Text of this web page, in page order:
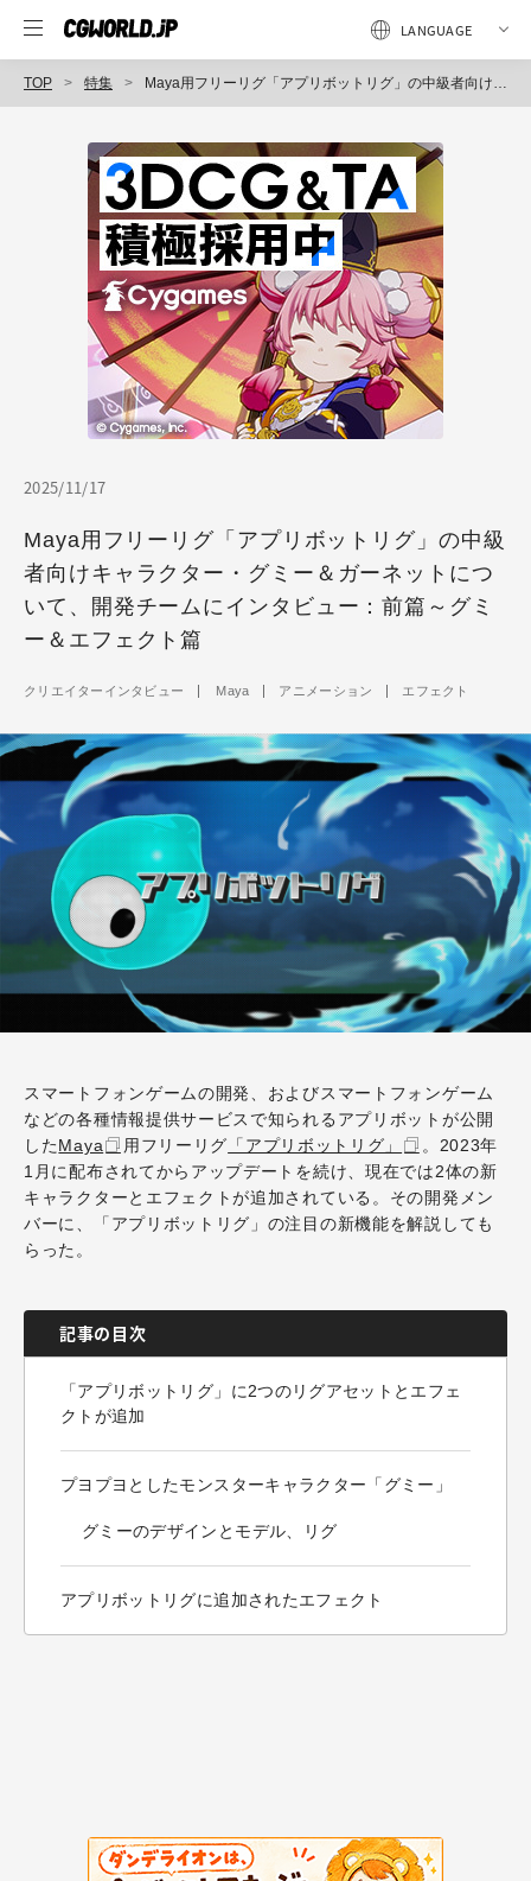
TOP 特集 Maya用フリーリグ「アプリボットリグ」の中級者向けキャラクター・グミー＆ガーネットについて、開発チームにインタビュー：前篇～グミー＆エフェクト篇
2025/11/17
Maya用フリーリグ「アプリボットリグ」の中級
者向けキャラクター・グミー＆ガーネットにつ
いて、開発チームにインタビュー：前篇～グミ
ー＆エフェクト篇
クリエイターインタビュー Maya アニメーション エフェクト
スマートフォンゲームの開発、およびスマートフォンゲーム
などの各種情報提供サービスで知られるアプリボットが公開
したMaya 用フリーリグ 「アプリボットリグ」
。2023年
1月に配布されてからアップデートを続け、現在では2体の新
キャラクターとエフェクトが追加されている。その開発メン
バーに、「アプリボットリグ」の注目の新機能を解説しても
らった。
記事の目次
「アプリボットリグ」に2つのリグアセットとエフェ
クトが追加
プヨプヨとしたモンスターキャラクター「グミー」
グミーのデザインとモデル、リグ
アプリボットリグに追加されたエフェクト